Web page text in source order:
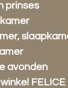
prinses
avonden
FELICE